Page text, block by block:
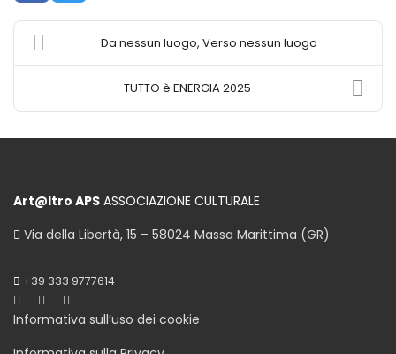
Da nessun luogo, Verso nessun luogo
TUTTO è ENERGIA 2025
Art@ltro APS ASSOCIAZIONE CULTURALE
Via della Libertà, 15 – 58024 Massa Marittima (GR)
+39 333 9777614
Informativa sull’uso dei cookie